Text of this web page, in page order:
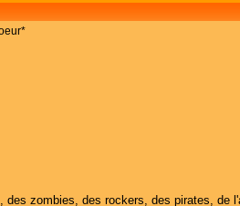
zombies, des rockers, des pirates, de